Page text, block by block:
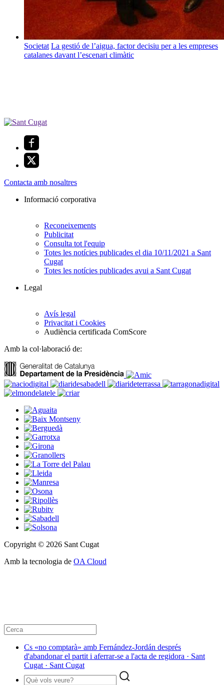
Societat La gestió de l’aigua, factor decisiu per a les empreses
catalanes davant l’escenari climàtic
Contacta amb nosaltres
Informació corporativa
Reconeixements
Publicitat
Consulta tot l'equip
Totes les notícies publicades el dia 10/11/2021 a Sant
Cugat
Totes les notícies publicades avui a Sant Cugat
Legal
Avís legal
Privacitat i Cookies
Audiència certificada ComScore
Amb la col·laboració de:
Copyright © 2026 Sant Cugat
Amb la tecnologia de OA Cloud
Cs «no comptarà» amb Fernández-Jordán després
d'abandonar el partit i aferrar-se a l'acta de regidora · Sant
Cugat · Sant Cugat